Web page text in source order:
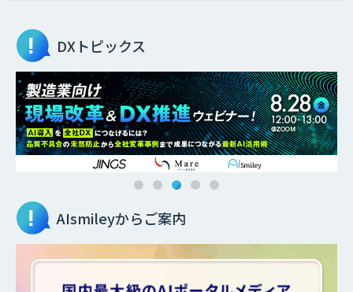
DXトピックス
AIsmileyからご案内